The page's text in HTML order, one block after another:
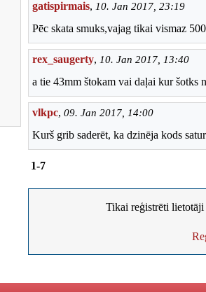
gatispirmais, 10. Jan 2017, 23:19
Pēc skata smuks,vajag tikai vismaz
rex_saugerty, 10. Jan 2017, 13:40
a tie 43mm štokam vai daļai kur šotks
vlkpc, 09. Jan 2017, 14:00
Kurš grib saderēt, ka dzinēja kods
1-7
Tikai reģistrēti